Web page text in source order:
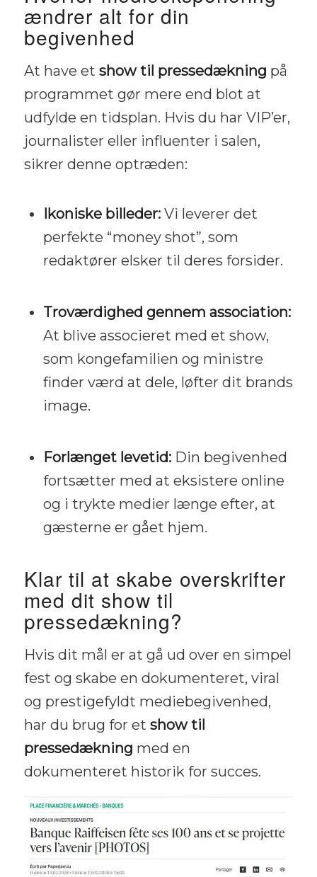
ændrer alt for din
begivenhed
At have et show til pressedækning på
programmet gør mere end blot at
udfylde en tidsplan. Hvis du har VIP’er,
journalister eller influenter i salen,
sikrer denne optræden:
Ikoniske billeder:Vi leverer det
perfekte “money shot”, som
redaktører elsker til deres forsider.
Troværdighed gennem association:
At blive associeret med et show,
som kongefamilien og ministre
finder værd at dele, løfter dit brands
image.
Forlænget levetid:Din begivenhed
fortsætter med at eksistere online
og i trykte medier længe efter, at
gæsterne er gået hjem.
Klar til at skabe overskrifter
med dit show til
pressedækning?
Hvis dit mål er at gå ud over en simpel
fest og skabe en dokumenteret, viral
og prestigefyldt mediebegivenhed,
har du brug for et show til
pressedækning med en
dokumenteret historik for succes.